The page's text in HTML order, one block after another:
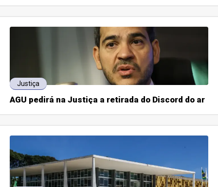
Justiça
AGU pedirá na Justiça a retirada do Discord do ar